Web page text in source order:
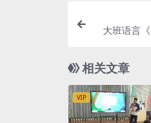
大班语言
相关文章
VIP